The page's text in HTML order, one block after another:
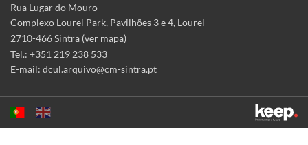
Rua Lugar do Mouro
Complexo Lourel Park, Pavilhões 3 e 4, Lourel
2710-466 Sintra (ver mapa)
Tel.: +351 219 238 533
E-mail: dcul.arquivo@cm-sintra.pt